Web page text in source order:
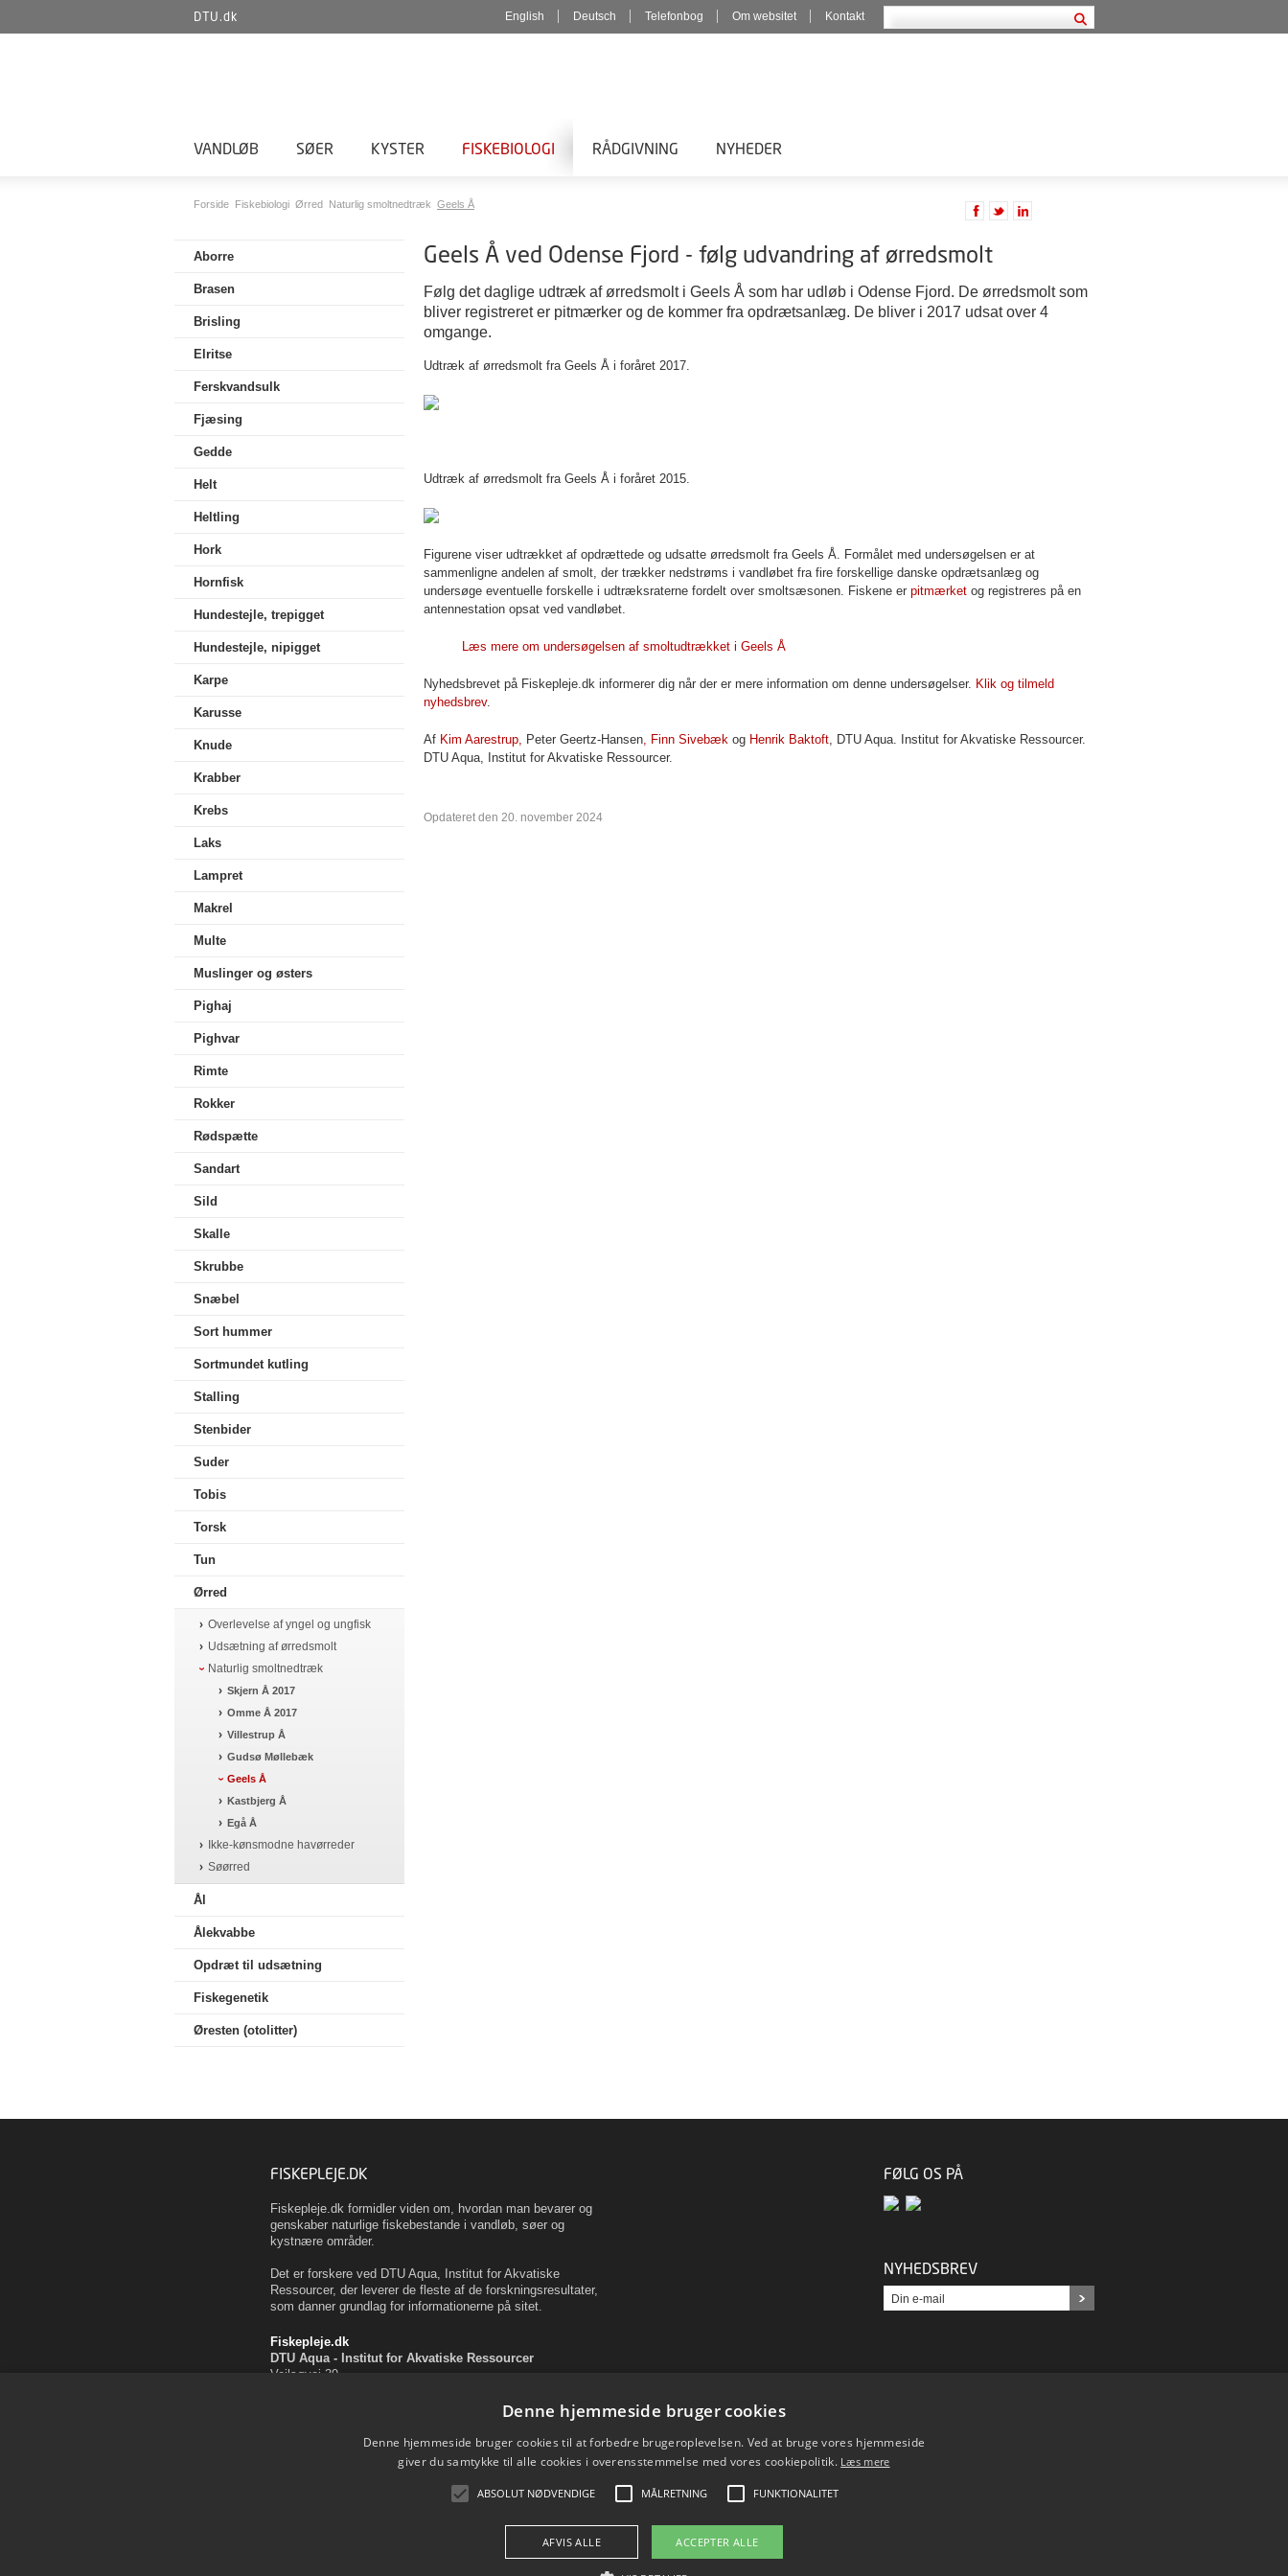
DTU.dk English Deutsch Telefonbog Om websitet Kontakt
VANDLØB SØER KYSTER FISKEBIOLOGI RÅDGIVNING NYHEDER
Forside Fiskebiologi Ørred Naturlig smoltnedtræk Geels Å
Aborre
Brasen
Brisling
Elritse
Ferskvandsulk
Fjæsing
Gedde
Helt
Heltling
Hork
Hornfisk
Hundestejle, trepigget
Hundestejle, nipigget
Karpe
Karusse
Knude
Krabber
Krebs
Laks
Lampret
Makrel
Multe
Muslinger og østers
Pighaj
Pighvar
Rimte
Rokker
Rødspætte
Sandart
Sild
Skalle
Skrubbe
Snæbel
Sort hummer
Sortmundet kutling
Stalling
Stenbider
Suder
Tobis
Torsk
Tun
Ørred
Overlevelse af yngel og ungfisk
Udsætning af ørredsmolt
Naturlig smoltnedtræk
Skjern Å 2017
Omme Å 2017
Villestrup Å
Gudsø Møllebæk
Geels Å
Kastbjerg Å
Egå Å
Ikke-kønsmodne havørreder
Søørred
Ål
Ålekvabbe
Opdræt til udsætning
Fiskegenetik
Øresten (otolitter)
Geels Å ved Odense Fjord - følg udvandring af ørredsmolt
Følg det daglige udtræk af ørredsmolt i Geels Å som har udløb i Odense Fjord. De ørredsmolt som
bliver registreret er pitmærker og de kommer fra opdrætsanlæg. De bliver i 2017 udsat over 4
omgange.
Udtræk af ørredsmolt fra Geels Å i foråret 2017.
Udtræk af ørredsmolt fra Geels Å i foråret 2015.
Figurene viser udtrækket af opdrættede og udsatte ørredsmolt fra Geels Å. Formålet med undersøgelsen er at
sammenligne andelen af smolt, der trækker nedstrøms i vandløbet fra fire forskellige danske opdrætsanlæg og
undersøge eventuelle forskelle i udtræksraterne fordelt over smoltsæsonen. Fiskene er pitmærket og registreres på en
antennestation opsat ved vandløbet.
Læs mere om undersøgelsen af smoltudtrækket i Geels Å
Nyhedsbrevet på Fiskepleje.dk informerer dig når der er mere information om denne undersøgelser. Klik og tilmeld
nyhedsbrev.
Af Kim Aarestrup, Peter Geertz-Hansen, Finn Sivebæk og Henrik Baktoft, DTU Aqua. Institut for Akvatiske Ressourcer.
DTU Aqua, Institut for Akvatiske Ressourcer.
Opdateret den 20. november 2024
FISKEPLEJE.DK
Fiskepleje.dk formidler viden om, hvordan man bevarer og
genskaber naturlige fiskebestande i vandløb, søer og
kystnære områder.
Det er forskere ved DTU Aqua, Institut for Akvatiske
Ressourcer, der leverer de fleste af de forskningsresultater,
som danner grundlag for informationerne på sitet.
Fiskepleje.dk
DTU Aqua - Institut for Akvatiske Ressourcer
Vejlsøvej 39
Brug af personoplysninger
FØLG OS PÅ
NYHEDSBREV
Denne hjemmeside bruger cookies
Denne hjemmeside bruger cookies til at forbedre brugeroplevelsen. Ved at bruge vores hjemmeside
giver du samtykke til alle cookies i overensstemmelse med vores cookiepolitik. Læs mere
ABSOLUT NØDVENDIGE MÅLRETNING FUNKTIONALITET
ACCEPTER ALLE
AFVIS ALLE